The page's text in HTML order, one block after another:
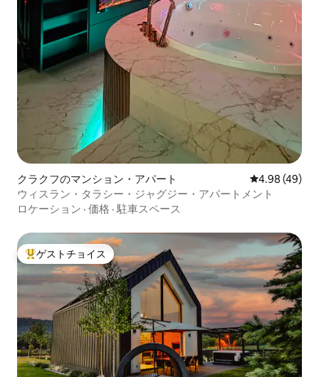
クラクフのマンション・アパート レビュー49
4.98 (49)
ウィスラン・タラシー・ジャグジー・アパートメント
ロケーション · 価格 ·駐車スペース
大好評のゲストチョイスです。
ゲストチョイス